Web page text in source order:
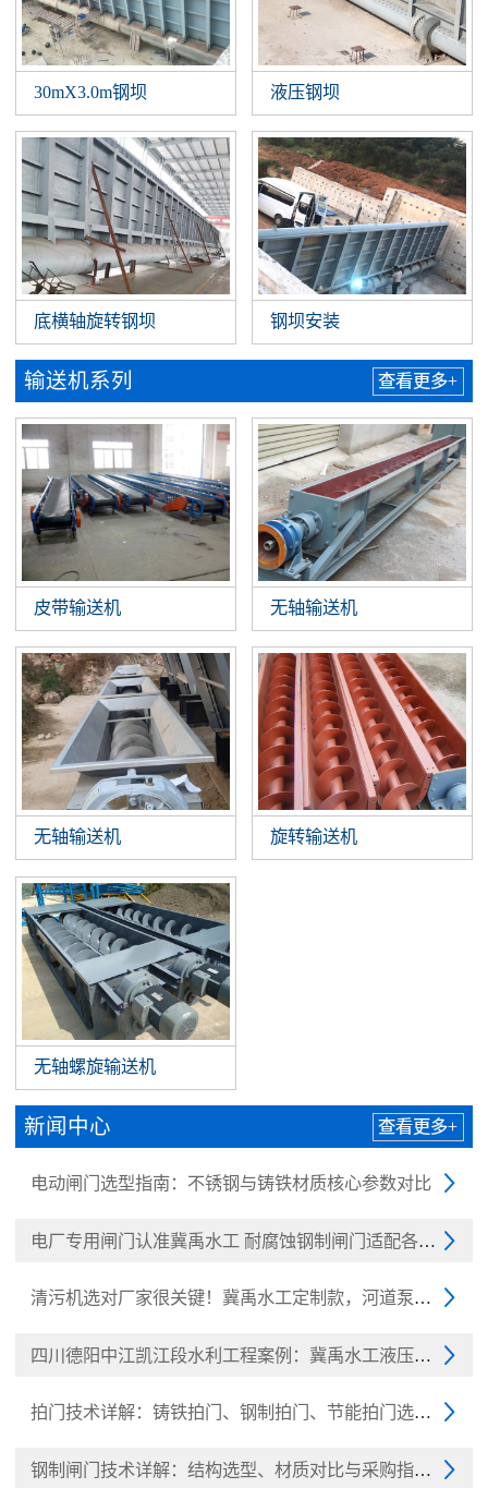
30mX3.0m钢坝 液压钢坝
底横轴旋转钢坝 钢坝安装
输送机系列 查看更多+
皮带输送机 无轴输送机
无轴输送机 旋转输送机
无轴螺旋输送机
新闻中心 查看更多+

电动闸门选型指南：不锈钢与铸铁材质核心参数对比

电厂专用闸门认准冀禹水工 耐腐蚀钢制闸门适配各大电厂

清污机选对厂家很关键！冀禹水工定制款，河道泵站清污

四川德阳中江凯江段水利工程案例：冀禹水工液压翻板闸

拍门技术详解：铸铁拍门、钢制拍门、节能拍门选型与采

钢制闸门技术详解：结构选型、材质对比与采购指南（20